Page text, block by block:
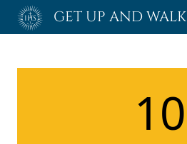
Passa
GET UP AND WALK
10